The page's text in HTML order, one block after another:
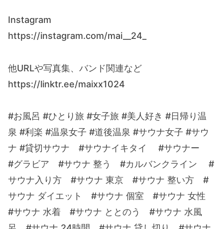
Instagram
https://instagram.com/mai__24_
他URLや写真集、バンド関連など
https://linktr.ee/maixx1024
#お風呂 #ひとり旅 #女子旅 #美人好き #日帰り温
泉 #利楽 #温泉女子 #道後温泉 #サウナ女子 #サウ
ナ #貸切サウナ #サウナイキタイ #サウナー
#グラビア #サウナ 整う #カルバンクライン #
サウナ入り方 #サウナ 東京 #サウナ 整い方 #
サウナ ダイエット #サウナ 個室 #サウナ 女性
#サウナ 水着 #サウナ ととのう #サウナ 水風